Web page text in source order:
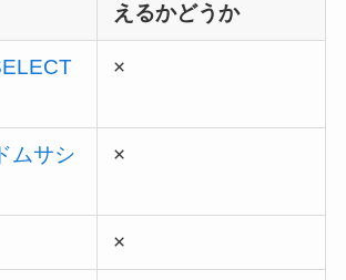
えるかどうか
×
ムサシ
×
×